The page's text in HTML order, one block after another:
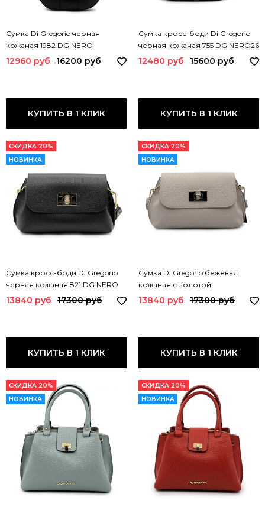
Сумка Di Gregorio черная
кожаная 1982 DG NERO
12960 руб 16200 руб
КУПИТЬ В 1 КЛИК
Сумка кросс-боди Di Gregorio
черная кожаная 755 DG NERO26
12480 руб 15600 руб
КУПИТЬ В 1 КЛИК
СКИДКА 20%
НОВИНКА
Сумка кросс-боди Di Gregorio
черная кожаная 821 DG NERO
ORO
13840 руб 17300 руб
КУПИТЬ В 1 КЛИК
СКИДКА 20%
НОВИНКА
Сумка Di Gregorio бежевая
кожаная с золотой
фурнитурой 821 DG BEIGE
13840 руб 17300 руб
КУПИТЬ В 1 КЛИК
СКИДКА 20%
НОВИНКА
СКИДКА 20%
НОВИНКА